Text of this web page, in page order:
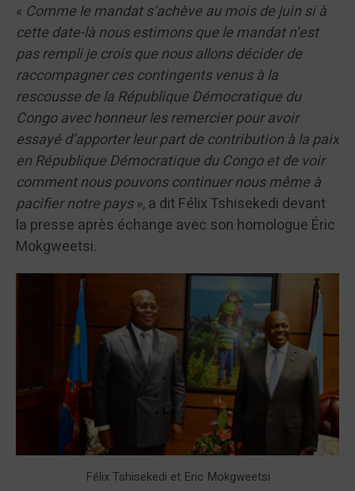
« Comme le mandat s’achève au mois de juin si à
cette date-là nous estimons que le mandat n’est
pas rempli je crois que nous allons décider de
raccompagner ces contingents venus à la
rescousse de la République Démocratique du
Congo avec honneur les remercier pour avoir
essayé d’apporter leur part de contribution à la paix
en République Démocratique du Congo et de voir
comment nous pouvons continuer nous même à
pacifier notre pays», a dit Félix Tshisekedi devant
la presse après échange avec son homologue Éric
Mokgweetsi.
Félix Tshisekedi et Eric Mokgweetsi